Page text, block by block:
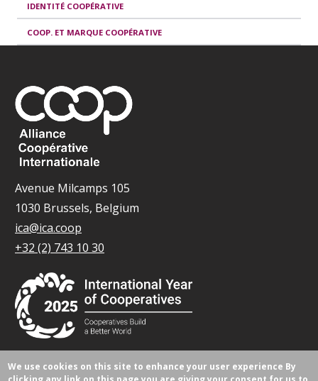
IDENTITÉ COOPÉRATIVE
COOP. ET MARQUE COOPÉRATIVE
Avenue Milcamps 105
1030 Brussels, Belgium
ica@ica.coop
+32 (2) 743 10 30
© Tous droits réservés 2026.
We use cookies on this site to enhance your user experience By